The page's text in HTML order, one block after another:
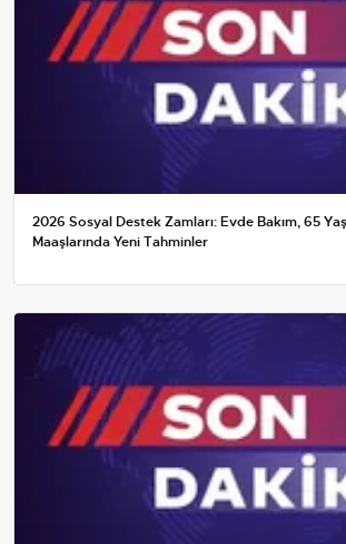
2026 Sosyal Destek Zamları: Evde Bakım, 65
Maaşlarında Yeni Tahminler